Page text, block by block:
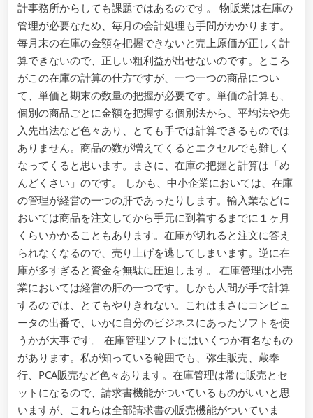
計事務所からしても課題ではあるのです。 物販業は在庫の
管理が必要なため、毎月の会計処理も手間がかかります。
毎月末の在庫の金額を把握できないと売上原価が正しく計
算できないので、正しい粗利益が出せないのです。ところ
がこの在庫の計算の仕方ですが、一つ一つの商品につい
て、単価と期末の数量の把握が必要です。単価の計算も、
個別の商品ごとに金額を把握する個別法から、平均法や先
入先出法など色々あり、とても手では計算できるものでは
ありません。商品の数が増えてくるとエクセルでも難しく
なってくると思います。まさに、在庫の把握と計算は「め
んどくさい」のです。 しかも、中小企業においては、在庫
の管理が経営の一つの肝であったりします。輸入業などに
おいては商品を注文してから手元に到着するまでに１ヶ月
くらいかかることもあります。在庫が切れると注文に答え
られなくなるので、売り上げを逃してしまいます。逆に在
庫が多すぎると資金を無駄に圧迫します。 在庫管理は小売
業においては経営の肝の一つです。しかも人間が手で計算
するのでは、とてもやりきれない。これはまさにコンピュ
ータの出番で、いかに自分のビジネスにあったソフトを使
うかが大事です。 在庫管理ソフトにはいくつか有名なもの
があります。私が知っている範囲でも、弥生販売、蔵奉
行、PCA販売など色々あります。在庫管理は常に販売とセ
ットになるので、請求書機能がついているものがいいと思
いますが、これらは全部請求書の販売機能がついていま